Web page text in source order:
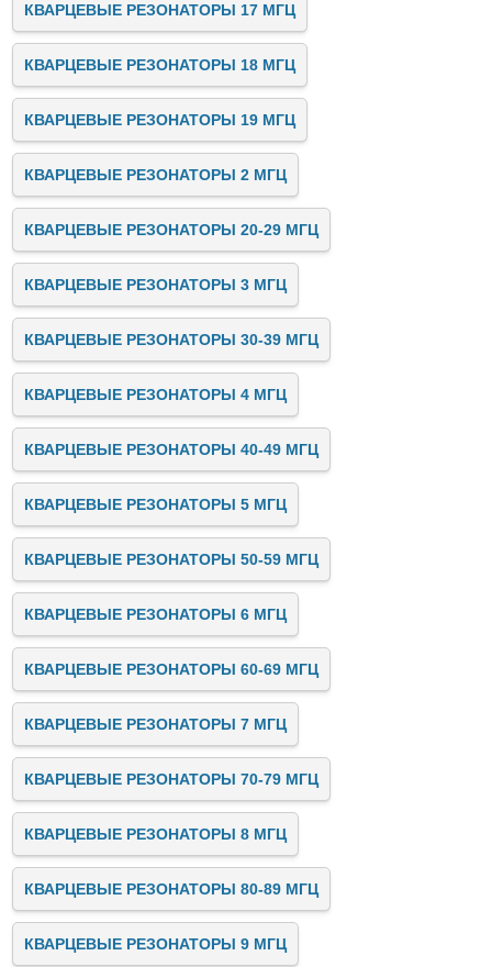
КВАРЦЕВЫЕ РЕЗОНАТОРЫ 17 МГЦ
КВАРЦЕВЫЕ РЕЗОНАТОРЫ 18 МГЦ
КВАРЦЕВЫЕ РЕЗОНАТОРЫ 19 МГЦ
КВАРЦЕВЫЕ РЕЗОНАТОРЫ 2 МГЦ
КВАРЦЕВЫЕ РЕЗОНАТОРЫ 20-29 МГЦ
КВАРЦЕВЫЕ РЕЗОНАТОРЫ 3 МГЦ
КВАРЦЕВЫЕ РЕЗОНАТОРЫ 30-39 МГЦ
КВАРЦЕВЫЕ РЕЗОНАТОРЫ 4 МГЦ
КВАРЦЕВЫЕ РЕЗОНАТОРЫ 40-49 МГЦ
КВАРЦЕВЫЕ РЕЗОНАТОРЫ 5 МГЦ
КВАРЦЕВЫЕ РЕЗОНАТОРЫ 50-59 МГЦ
КВАРЦЕВЫЕ РЕЗОНАТОРЫ 6 МГЦ
КВАРЦЕВЫЕ РЕЗОНАТОРЫ 60-69 МГЦ
КВАРЦЕВЫЕ РЕЗОНАТОРЫ 7 МГЦ
КВАРЦЕВЫЕ РЕЗОНАТОРЫ 70-79 МГЦ
КВАРЦЕВЫЕ РЕЗОНАТОРЫ 8 МГЦ
КВАРЦЕВЫЕ РЕЗОНАТОРЫ 80-89 МГЦ
КВАРЦЕВЫЕ РЕЗОНАТОРЫ 9 МГЦ